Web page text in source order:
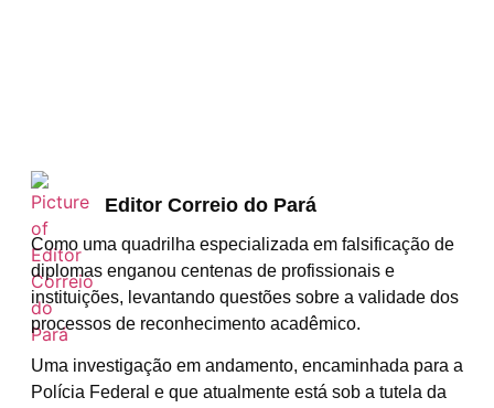
Editor Correio do Pará
Como uma quadrilha especializada em falsificação de
diplomas enganou centenas de profissionais e
instituições, levantando questões sobre a validade dos
processos de reconhecimento acadêmico.
​​Uma investigação em andamento, encaminhada para a
Polícia Federal e que atualmente está sob a tutela da